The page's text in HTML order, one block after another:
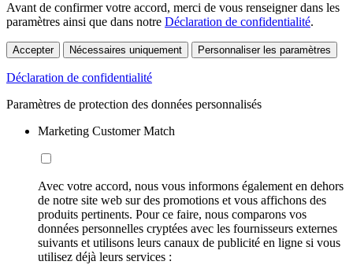
Avant de confirmer votre accord, merci de vous renseigner dans les
paramètres ainsi que dans notre Déclaration de confidentialité.
Accepter Nécessaires uniquement Personnaliser les paramètres
Déclaration de confidentialité
Paramètres de protection des données personnalisés
Marketing Customer Match
Avec votre accord, nous vous informons également en dehors
de notre site web sur des promotions et vous affichons des
produits pertinents. Pour ce faire, nous comparons vos
données personnelles cryptées avec les fournisseurs externes
suivants et utilisons leurs canaux de publicité en ligne si vous
utilisez déjà leurs services :